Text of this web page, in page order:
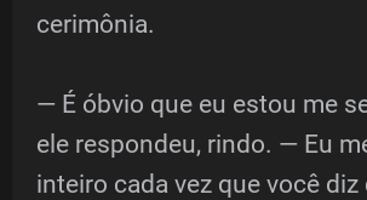
cerimônia.
— É óbvio que eu estou me
ele respondeu, rindo. — Eu
inteiro cada vez que você diz